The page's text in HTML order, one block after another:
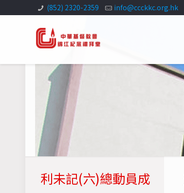
(852) 2320-2359 info@ccckkc.org.hk
利未記(六)總動員成